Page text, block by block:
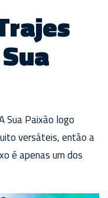
Sua Paixão logo
versáteis, então a
é apenas um dos